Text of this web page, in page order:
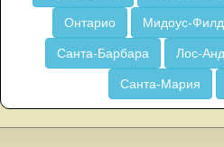
Онтарио Мидоус-Филд
Санта-Барбара Лос-
Санта-Мария